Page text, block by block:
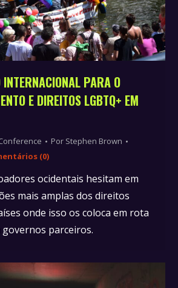
INTERNACIONAL PARA O
E DIREITOS LGBTQ+ EM
Por Stephen Brown
(0)
ocidentais hesitam em
mais amplas dos direitos
onde isso os coloca em rota
governos parceiros.